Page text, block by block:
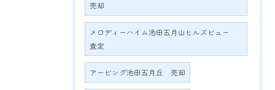
売却
メロディーハイム池田五月山ヒルズビュー
査定
アービング池田五月丘 売却